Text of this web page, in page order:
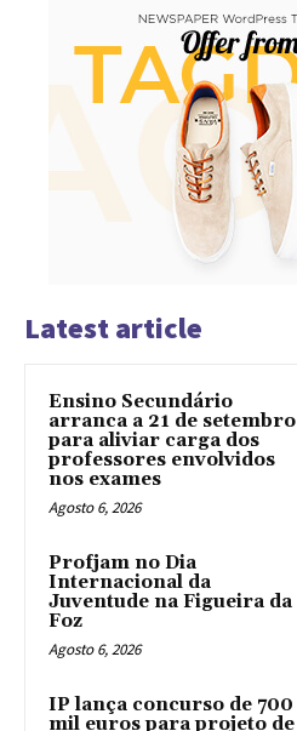
Latest article
Ensino Secundário
arranca a 21 de setembro
para aliviar carga dos
professores envolvidos
nos exames
Agosto 6, 2026
Profjam no Dia
Internacional da
Juventude na Figueira da
Foz
Agosto 6, 2026
IP lança concurso de 700
mil euros para projeto de